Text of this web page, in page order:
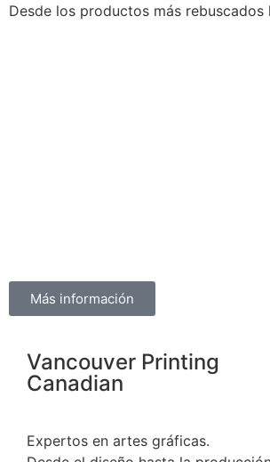
Desde los productos más rebuscados
Más información
Vancouver Printing
Canadian
Expertos en artes gráficas.